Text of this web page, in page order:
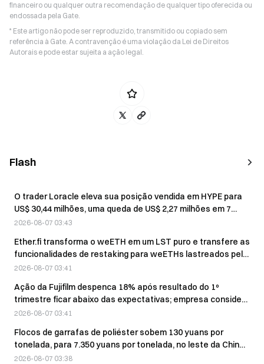
financeiro ou qualquer outra recomendação de qualquer tipo oferecida ou
endossada pela Gate.
* Este artigo não pode ser reproduzido, transmitido ou copiado sem
referência à Gate. A contravenção é uma violação da Lei de Direitos
Autorais e pode estar sujeita a ação legal.
Flash
O trader Loracle eleva sua posição vendida em HYPE para
US$ 30,44 milhões, uma queda de US$ 2,27 milhões em 7
dias.
2026-08-07 03:43
Ether.fi transforma o weETH em um LST puro e transfere as
funcionalidades de restaking para weETHs lastreados pela
Symbiotic
2026-08-07 03:41
Ação da Fujifilm despenca 18% após resultado do 1º
trimestre ficar abaixo das expectativas; empresa considera
cisão
2026-08-07 03:41
Flocos de garrafas de poliéster sobem 130 yuans por
tonelada, para 7.350 yuans por tonelada, no leste da China,
em 7 de agosto
2026-08-07 03:38